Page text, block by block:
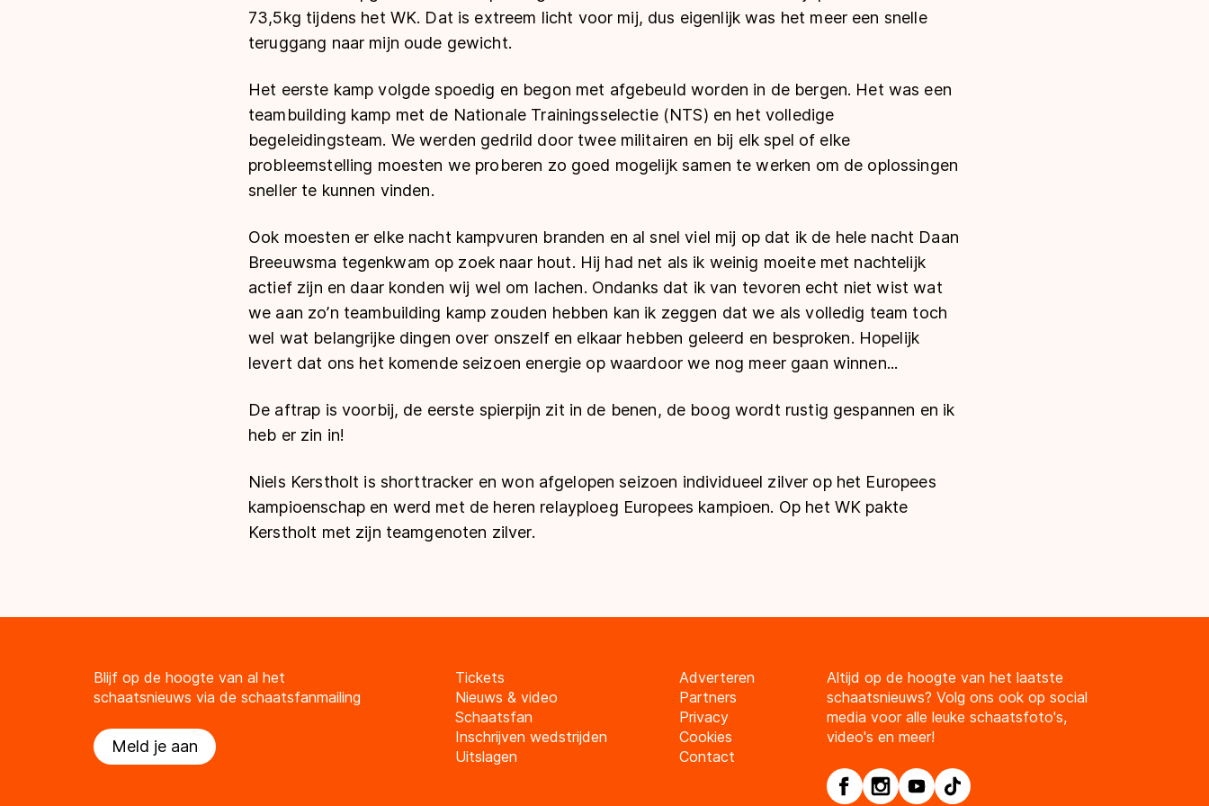
73,5kg tijdens het WK. Dat is extreem licht voor mij, dus eigenlijk was het meer een snelle
teruggang naar mijn oude gewicht.
Het eerste kamp volgde spoedig en begon met afgebeuld worden in de bergen. Het was een
teambuilding kamp met de Nationale Trainingsselectie (NTS) en het volledige
begeleidingsteam. We werden gedrild door twee militairen en bij elk spel of elke
probleemstelling moesten we proberen zo goed mogelijk samen te werken om de oplossingen
sneller te kunnen vinden.
Ook moesten er elke nacht kampvuren branden en al snel viel mij op dat ik de hele nacht Daan
Breeuwsma tegenkwam op zoek naar hout. Hij had net als ik weinig moeite met nachtelijk
actief zijn en daar konden wij wel om lachen. Ondanks dat ik van tevoren echt niet wist wat
we aan zo’n teambuilding kamp zouden hebben kan ik zeggen dat we als volledig team toch
wel wat belangrijke dingen over onszelf en elkaar hebben geleerd en besproken. Hopelijk
levert dat ons het komende seizoen energie op waardoor we nog meer gaan winnen...
De aftrap is voorbij, de eerste spierpijn zit in de benen, de boog wordt rustig gespannen en ik
heb er zin in!
Niels Kerstholt is shorttracker en won afgelopen seizoen individueel zilver op het Europees
kampioenschap en werd met de heren relayploeg Europees kampioen. Op het WK pakte
Kerstholt met zijn teamgenoten zilver.
Blijf op de hoogte van al het
schaatsnieuws via de schaatsfanmailing
Meld je aan
Tickets
Nieuws & video
Schaatsfan
Inschrijven wedstrijden
Uitslagen
Adverteren
Partners
Privacy
Cookies
Contact
Altijd op de hoogte van het laatste
schaatsnieuws? Volg ons ook op social
media voor alle leuke schaatsfoto's,
video's en meer!